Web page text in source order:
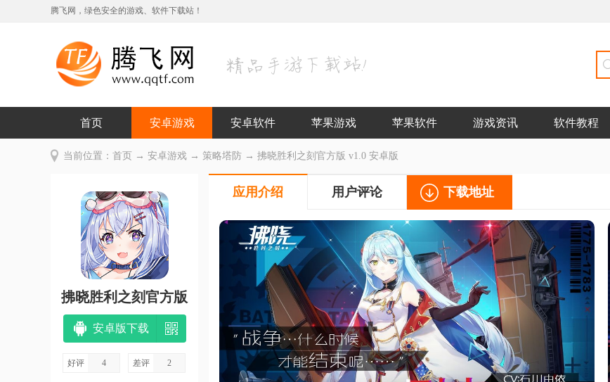
腾飞网，绿色安全的游戏、软件下载站！
首页 安卓游戏 安卓软件 苹果游戏 苹果软件 游戏资讯 软件教程
当前位置： 首页 → 安卓游戏 → 策略塔防 → 拂晓胜利之刻官方版 v1.0 安卓版
拂晓胜利之刻官方版
安卓版下载
好评 4 差评 2
应用介绍 用户评论 下载地址